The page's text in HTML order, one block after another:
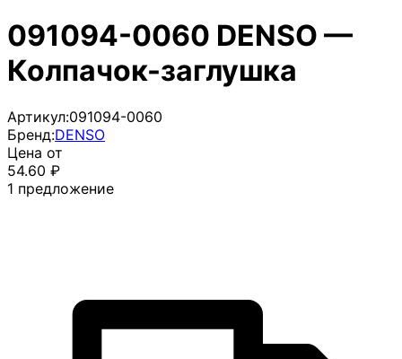
091094-0060 DENSO —
Колпачок-заглушка
Артикул:091094-0060
Бренд:DENSO
Цена от
54.60 ₽
1 предложение